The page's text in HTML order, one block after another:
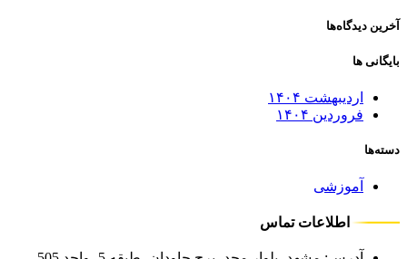
آخرین دیدگاه‌ها
بایگانی ها
اردیبهشت ۱۴۰۴
فروردین ۱۴۰۴
دسته‌ها
آموزشی
اطلاعات تماس